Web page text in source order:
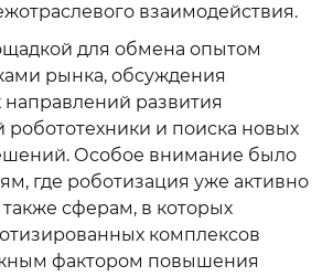
взаимодействия.
для обмена опытом
рынка, обсуждения
развития
и поиска новых
Особое внимание было
где роботизация уже активно
сферам, в которых
комплексов
фактором повышения